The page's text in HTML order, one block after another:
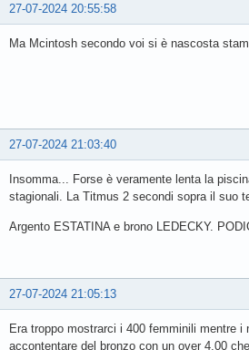
27-07-2024 20:55:58
Ma Mcintosh secondo voi si è nascosta
27-07-2024 21:03:40
Insomma... Forse è veramente lenta la
stagionali. La Titmus 2 secondi sopra il suo
Argento ESTATINA e brono LEDECKY.
27-07-2024 21:05:13
Era troppo mostrarci i 400 femminili mentre
accontentare del bronzo con un over 4.00